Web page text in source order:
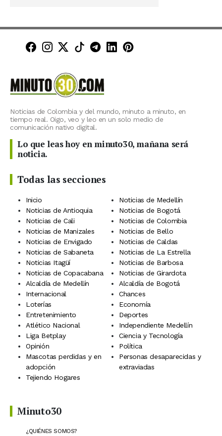
Minuto30 en Facebook
Minuto30 en Instagram
Minuto30 en X (Twitter)
Minuto30 en TikTok
Canal de Minuto30 en
Minuto30 en LinkedIn
Minuto30 en
Noticias de Colombia y del mundo, minuto a minuto, en
tiempo real. Oigo, veo y leo en un solo medio de
comunicación nativo digital.
Lo que leas hoy en minuto30, mañana será
noticia.
Todas las secciones
Inicio
Noticias de Medellín
Noticias de Antioquia
Noticias de Bogotá
Noticias de Cali
Noticias de Colombia
Noticias de Manizales
Noticias de Bello
Noticias de Envigado
Noticias de Caldas
Noticias de Sabaneta
Noticias de La Estrella
Noticias Itagüí
Noticias de Barbosa
Noticias de Copacabana
Noticias de Girardota
Alcaldía de Medellín
Alcaldía de Bogotá
Internacional
Chances
Loterías
Economía
Entretenimiento
Deportes
Atlético Nacional
Independiente Medellín
Liga Betplay
Ciencia y Tecnología
Opinión
Política
Mascotas perdidas y en
adopción
Personas desaparecidas y
extraviadas
Tejiendo Hogares
Minuto30
¿QUIÉNES SOMOS?